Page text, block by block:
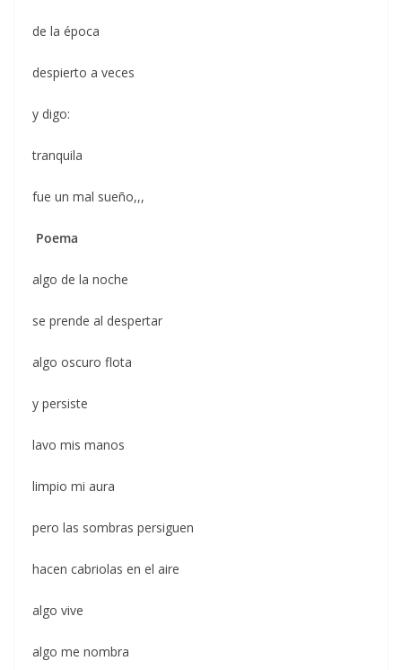
de la época
despierto a veces
y digo:
tranquila
fue un mal sueño,,,
Poema
algo de la noche
se prende al despertar
algo oscuro flota
y persiste
lavo mis manos
limpio mi aura
pero las sombras persiguen
hacen cabriolas en el aire
algo vive
algo me nombra